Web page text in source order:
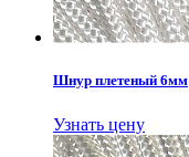
Шнур плетеный 6мм
Узнать цену